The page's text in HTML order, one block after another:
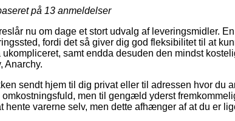
på 13 anmeldelser
nu om dage et stort udvalg af leveringsmidler.
fordi det så giver dig god fleksibilitet til at
ukompliceret, samt endda desuden den mindst
Anarchy.
sendt hjem til dig privat eller til adressen hvor du
men til gengæld yderst
varerne selv, men dette afhænger af at du er